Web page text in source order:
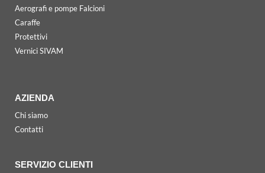
Aerografi e pompe Falcioni
Caraffe
Protettivi
Vernici SIVAM
AZIENDA
Chi siamo
Contatti
SERVIZIO CLIENTI